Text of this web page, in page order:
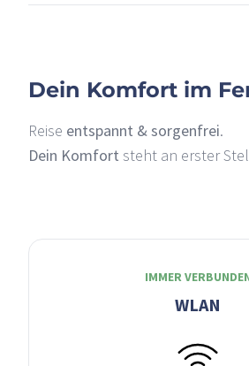
Dein Komfort im
Reise entspannt & sorgenfrei.
Dein Komfort steht an erster
IMMER
WLAN